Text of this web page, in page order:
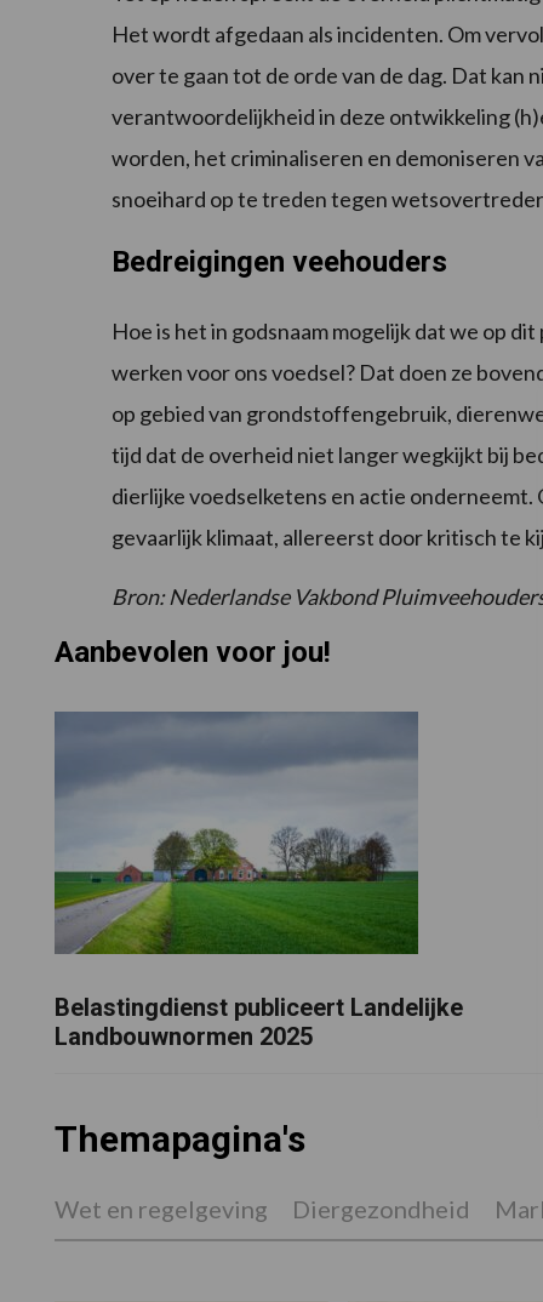
Het wordt afgedaan als incidenten. Om
over te gaan tot de orde van de dag. Dat kan
verantwoordelijkheid in deze ontwikkeling
worden, het criminaliseren en demoniseren
snoeihard op te treden tegen
Bedreigingen veehouders
Hoe is het in godsnaam mogelijk dat we op
werken voor ons voedsel? Dat doen ze
op gebied van grondstoffengebruik,
tijd dat de overheid niet langer wegkijkt bij
dierlijke voedselketens en actie
gevaarlijk klimaat, allereerst door kritisch te
Bron: Nederlandse Vakbond
Aanbevolen voor jou!
Belastingdienst publiceert Landelijke
Landbouwnormen 2025
Themapagina's
Wet en regelgeving Diergezondheid